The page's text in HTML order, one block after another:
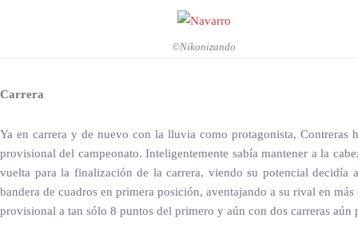
©Nikonizando
Carrera
Ya en carrera y de nuevo con la lluvia como protagonista, Contreras
provisional del campeonato. Inteligentemente sabía mantener a la
vuelta para la finalización de la carrera, viendo su potencial decidía
bandera de cuadros en primera posición, aventajando a su rival en
provisional a tan sólo 8 puntos del primero y aún con dos carreras aún